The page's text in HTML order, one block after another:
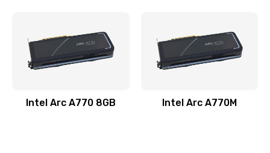
Intel Arc A770 8GB Intel Arc A770M